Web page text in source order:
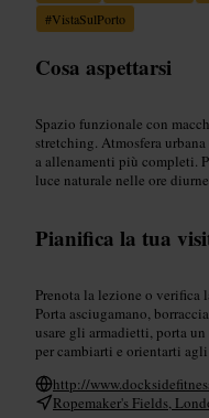
#VistaSulPorto
Cosa aspettarsi
Spazio funzionale con
stretching. Atmosfera
a allenamenti più completi.
luce naturale nelle ore
Pianifica la tua
Prenota la lezione o
Porta asciugamano,
usare gli armadietti, porta
per cambiarti e orientarti
http://
Ropemaker's Fields,